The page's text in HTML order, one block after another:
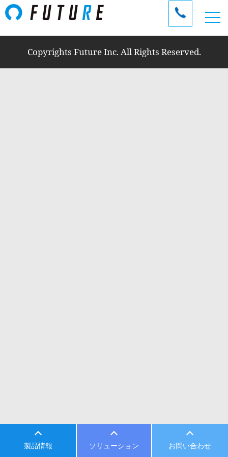
Copyrights Future Inc. All Rights Reserved.
製品情報 ソリューション お問い合わせ